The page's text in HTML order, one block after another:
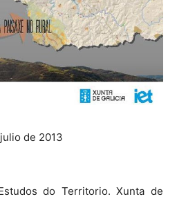
de 2013
do Territorio. Xunta de